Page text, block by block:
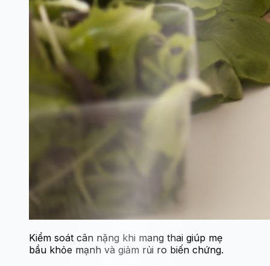
Kiểm soát cân nặng khi mang thai giúp mẹ
bầu khỏe mạnh và giảm rủi ro biến chứng.